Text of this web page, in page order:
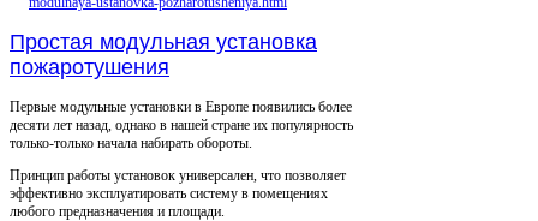
Простая модульная установка
пожаротушения
Первые модульные установки в Европе появились более
десяти лет назад, однако в нашей стране их популярность
только-только начала набирать обороты.
Принцип работы установок универсален, что позволяет
эффективно эксплуатировать систему в помещениях
любого предназначения и площади.